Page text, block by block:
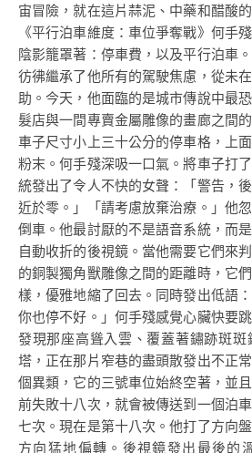
宙冒險，就在這片蒜泥、中藥和醋酸
《平行泊車維度：車位爭奪戰》何手
陰影籠罩著：停車費，以及平行泊車
彷彿繼承了他所有的駕駛焦慮，從未
助。今天，他面臨的是城市傳說中最
髮店與一間專賣金屬雕像的畫廊之間
車子尺寸小上三十公分的停車格，上
粉末。何手殘深吸一口氣。將車子打
統發出了令人不快的女聲：「警告，
近於零。」「請考慮放棄治療。」他
倒車。他最討厭的不是語音系統，而
自動收折的後視鏡。當他需要它們來
的銅製獨角獸雕像之間的距離時，它
樣，優雅地縮了回去。同時發出低語
你也停不好。」何手殘感覺心臟快要
發現那座高聳入雲、覆蓋著鏽跡斑
塔，正在那片窄巷的盡頭散發出不正
個異類，它的三號車位始終空著，並
前失敗十八次，就會被傳送到一個泊
七次。現在是第十八次。他打了方向
方向猛地偏轉。後視鏡發出最後的